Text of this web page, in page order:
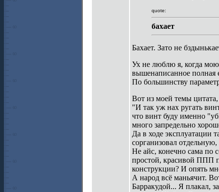
quote:
бахает
Бахает. Зато не
Ух не люблю я, когда мою
вышенаписанное полная
По большинству
Вот из моей темы
"И так уж нах ругать
что винт буду именно
много запредельно
Да в ходе эксплуатации
сорганизовал
Не айс, конечно сама по
простой, красивой ППП
конструкции? И опять
А народ всё маньячит.
Барракудой... Я плакал,